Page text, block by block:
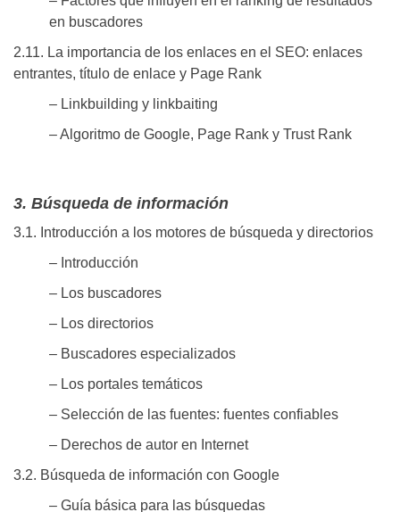
en buscadores
2.11. La importancia de los enlaces en el SEO: enlaces
entrantes, título de enlace y Page Rank
– Linkbuilding y linkbaiting
– Algoritmo de Google, Page Rank y Trust Rank
3. Búsqueda de información
3.1. Introducción a los motores de búsqueda y directorios
– Introducción
– Los buscadores
– Los directorios
– Buscadores especializados
– Los portales temáticos
– Selección de las fuentes: fuentes confiables
– Derechos de autor en Internet
3.2. Búsqueda de información con Google
– Guía básica para las búsquedas